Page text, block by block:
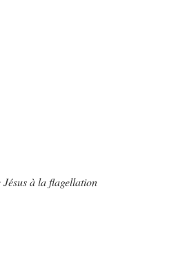
à la flagellation